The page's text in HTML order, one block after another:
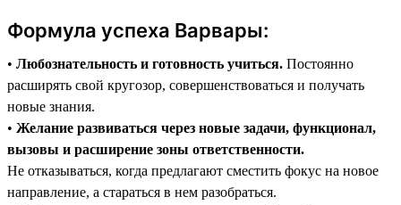
Формула успеха Варвары:
• Любознательность и готовность учиться. Постоянно
расширять свой кругозор, совершенствоваться и получать
новые знания.
• Желание развиваться через новые задачи, функционал,
вызовы и расширение зоны ответственности.
Не отказываться, когда предлагают сместить фокус на новое
направление, а стараться в нем разобраться.